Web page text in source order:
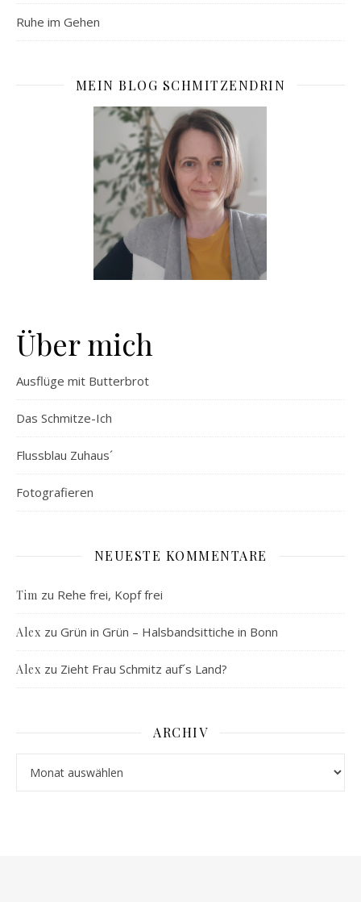
Ruhe im Gehen
MEIN BLOG SCHMITZENDRIN
Über mich
Ausflüge mit Butterbrot
Das Schmitze-Ich
Flussblau Zuhaus´
Fotografieren
NEUESTE KOMMENTARE
Tim zu Rehe frei, Kopf frei
Alex zu Grün in Grün – Halsbandsittiche in Bonn
Alex zu Zieht Frau Schmitz auf´s Land?
ARCHIV